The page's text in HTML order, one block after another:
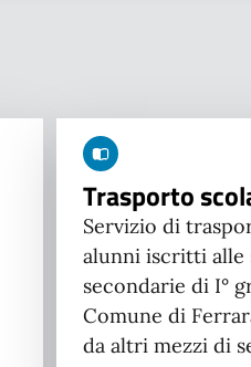
Trasporto
Servizio di
alunni iscritti alle
secondarie di I°
Comune di
da altri mezzi di